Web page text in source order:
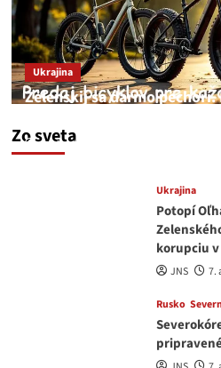
Zo sveta
Ukrajina
Zelenskij sa darmo pechorí.
medvedar
Ukrajina
Potopí
korupciu
JNS 7.
Rusko